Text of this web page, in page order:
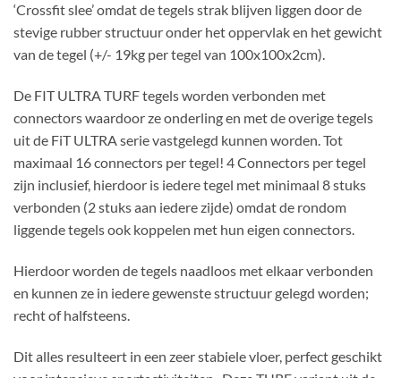
‘Crossfit slee’ omdat de tegels strak blijven liggen door de
stevige rubber structuur onder het oppervlak en het gewicht
van de tegel (+/- 19kg per tegel van 100x100x2cm).
De FIT ULTRA TURF tegels worden verbonden met
connectors waardoor ze onderling en met de overige tegels
uit de FiT ULTRA serie vastgelegd kunnen worden. Tot
maximaal 16 connectors per tegel! 4 Connectors per tegel
zijn inclusief, hierdoor is iedere tegel met minimaal 8 stuks
verbonden (2 stuks aan iedere zijde) omdat de rondom
liggende tegels ook koppelen met hun eigen connectors.
Hierdoor worden de tegels naadloos met elkaar verbonden
en kunnen ze in iedere gewenste structuur gelegd worden;
recht of halfsteens.
Dit alles resulteert in een zeer stabiele vloer, perfect geschikt